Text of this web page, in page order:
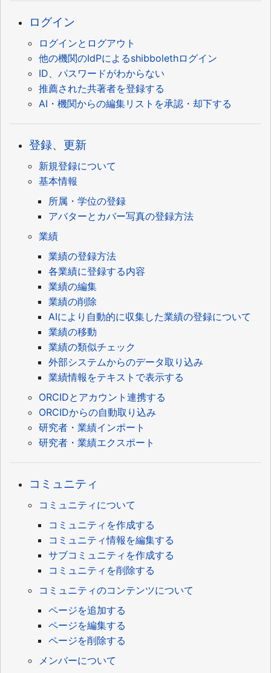
ログイン
ログインとログアウト
他の機関のIdPによるshibbolethログイン
ID、パスワードがわからない
推薦された共著者を登録する
AI・機関からの編集リストを承認・却下する
登録、更新
新規登録について
基本情報
所属・学位の登録
アバターとカバー写真の登録方法
業績
業績の登録方法
各業績に登録する内容
業績の編集
業績の削除
AIにより自動的に収集した業績の登録について
業績の移動
業績の類似チェック
外部システムからのデータ取り込み
業績情報をテキストで表示する
ORCIDとアカウント連携する
ORCIDからの自動取り込み
研究者・業績インポート
研究者・業績エクスポート
コミュニティ
コミュニティについて
コミュニティを作成する
コミュニティ情報を編集する
サブコミュニティを作成する
コミュニティを削除する
コミュニティのコンテンツについて
ページを追加する
ページを編集する
ページを削除する
メンバーについて